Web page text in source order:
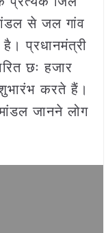
से जल गांव
है। प्रधानमंत्री
छः हजार
करते हैं।
जानने लोग